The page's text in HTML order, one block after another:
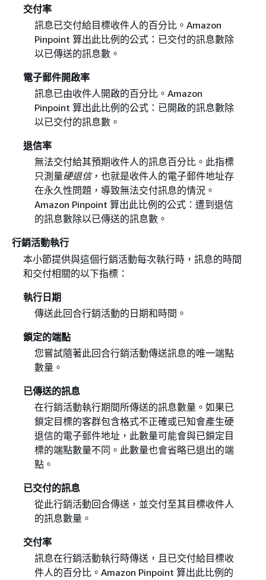
交付率
訊息已交付給目標收件人的百分比。Amazon
Pinpoint 算出此比例的公式：已交付的訊息數除
以已傳送的訊息數。
電子郵件開啟率
訊息已由收件人開啟的百分比。Amazon
Pinpoint 算出此比例的公式：已開啟的訊息數除
以已交付的訊息數。
退信率
無法交付給其預期收件人的訊息百分比。此指標
只測量硬退信，也就是收件人的電子郵件地址存
在永久性問題，導致無法交付訊息的情況。
Amazon Pinpoint 算出此比例的公式：遭到退信
的訊息數除以已傳送的訊息數。
行銷活動執行
本小節提供與這個行銷活動每次執行時，訊息的時間
和交付相關的以下指標：
執行日期
傳送此回合行銷活動的日期和時間。
鎖定的端點
您嘗試隨著此回合行銷活動傳送訊息的唯一端點
數量。
已傳送的訊息
在行銷活動執行期間所傳送的訊息數量。如果已
鎖定目標的客群包含格式不正確或已知會產生硬
退信的電子郵件地址，此數量可能會與已鎖定目
標的端點數量不同。此數量也會省略已退出的端
點。
已交付的訊息
從此行銷活動回合傳送，並交付至其目標收件人
的訊息數量。
交付率
訊息在行銷活動執行時傳送，且已交付給目標收
件人的百分比。Amazon Pinpoint 算出此比例的